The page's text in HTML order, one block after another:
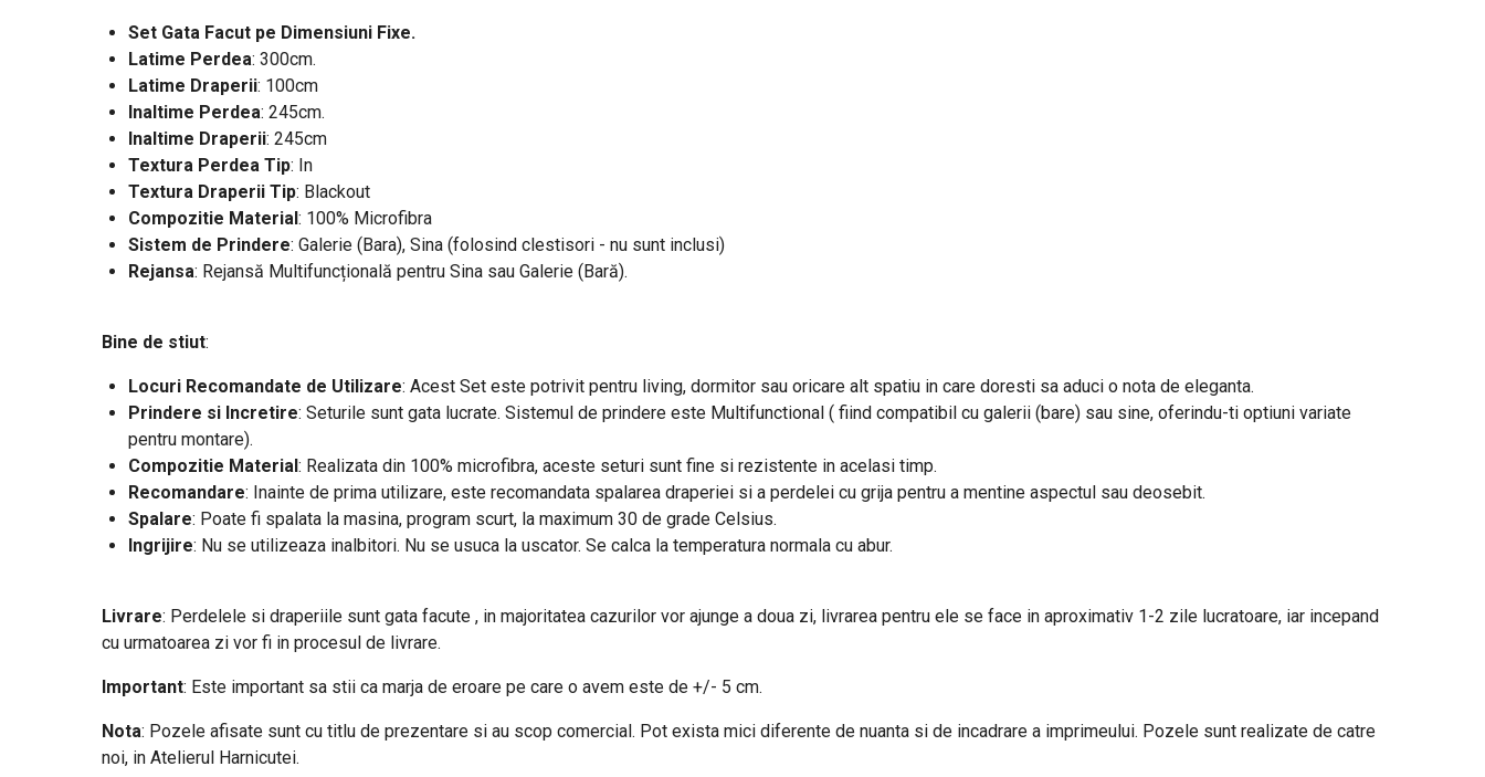
Set Gata Facut pe Dimensiuni Fixe.
Latime Perdea: 300cm.
Latime Draperii: 100cm
Inaltime Perdea: 245cm.
Inaltime Draperii: 245cm
Textura Perdea Tip: In
Textura Draperii Tip: Blackout
Compozitie Material: 100% Microfibra
Sistem de Prindere: Galerie (Bara), Sina (folosind clestisori - nu sunt inclusi)
Rejansa: Rejansă Multifuncțională pentru Sina sau Galerie (Bară).
Bine de stiut:
Locuri Recomandate de Utilizare: Acest Set este potrivit pentru living, dormitor sau oricare alt spatiu in care doresti sa aduci o nota de eleganta.
Prindere si Incretire: Seturile sunt gata lucrate. Sistemul de prindere este Multifunctional ( fiind compatibil cu galerii (bare) sau sine, oferindu-ti optiuni variate
pentru montare).
Compozitie Material: Realizata din 100% microfibra, aceste seturi sunt fine si rezistente in acelasi timp.
Recomandare: Inainte de prima utilizare, este recomandata spalarea draperiei si a perdelei cu grija pentru a mentine aspectul sau deosebit.
Spalare: Poate fi spalata la masina, program scurt, la maximum 30 de grade Celsius.
Ingrijire: Nu se utilizeaza inalbitori. Nu se usuca la uscator. Se calca la temperatura normala cu abur.
Livrare: Perdelele si draperiile sunt gata facute , in majoritatea cazurilor vor ajunge a doua zi, livrarea pentru ele se face in aproximativ 1-2 zile lucratoare, iar incepand
cu urmatoarea zi vor fi in procesul de livrare.
Important: Este important sa stii ca marja de eroare pe care o avem este de +/- 5 cm.
Nota: Pozele afisate sunt cu titlu de prezentare si au scop comercial. Pot exista mici diferente de nuanta si de incadrare a imprimeului. Pozele sunt realizate de catre
noi, in Atelierul Harnicutei.